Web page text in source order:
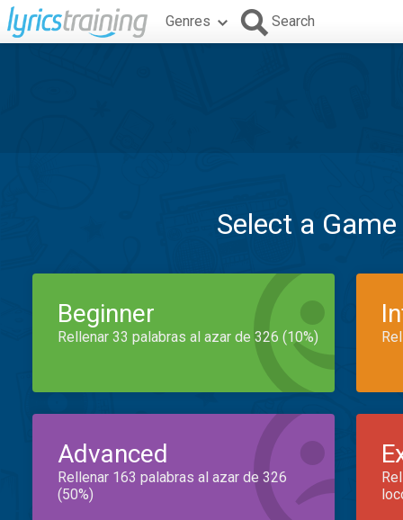
Genres Search
Select a
Beginner
Rellenar 33 palabras al azar de 326 (10%)
Advanced
Rellenar 163 palabras al azar de 326
(50%)